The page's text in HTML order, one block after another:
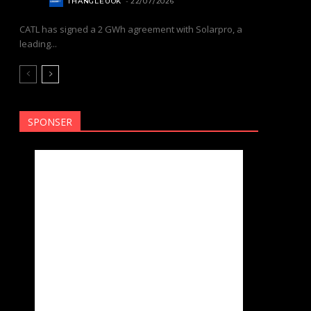
CATL has signed a 2 GWh agreement with Solarpro, a
leading...
SPONSER